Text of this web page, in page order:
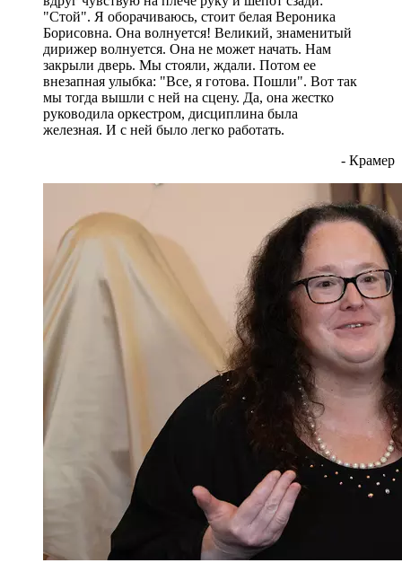
"Стой". Я оборачиваюсь, стоит белая Вероника
Борисовна. Она волнуется! Великий, знаменитый
дирижер волнуется. Она не может начать. Нам
закрыли дверь. Мы стояли, ждали. Потом ее
внезапная улыбка: "Все, я готова. Пошли". Вот так
мы тогда вышли с ней на сцену. Да, она жестко
руководила оркестром, дисциплина была
железная. И с ней было легко работать.
- Крамер